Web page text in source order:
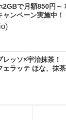
2GBで月額850円～
ャンペーン実施中！
レッソ×宇治抹茶
ェラッテ ほな、抹